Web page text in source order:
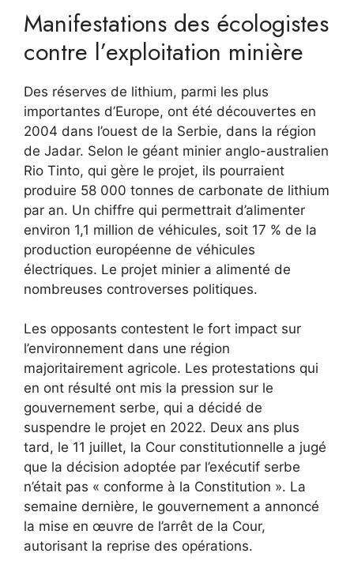
Manifestations des écologistes
contre l’exploitation minière
Des réserves de lithium, parmi les plus
importantes d’Europe, ont été découvertes en
2004 dans l’ouest de la Serbie, dans la région
de Jadar. Selon le géant minier anglo-australien
Rio Tinto, qui gère le projet, ils pourraient
produire 58 000 tonnes de carbonate de lithium
par an. Un chiffre qui permettrait d’alimenter
environ 1,1 million de véhicules, soit 17 % de la
production européenne de véhicules
électriques. Le projet minier a alimenté de
nombreuses controverses politiques.
Les opposants contestent le fort impact sur
l’environnement dans une région
majoritairement agricole. Les protestations qui
en ont résulté ont mis la pression sur le
gouvernement serbe, qui a décidé de
suspendre le projet en 2022. Deux ans plus
tard, le 11 juillet, la Cour constitutionnelle a jugé
que la décision adoptée par l’exécutif serbe
n’était pas « conforme à la Constitution ». La
semaine dernière, le gouvernement a annoncé
la mise en œuvre de l’arrêt de la Cour,
autorisant la reprise des opérations.